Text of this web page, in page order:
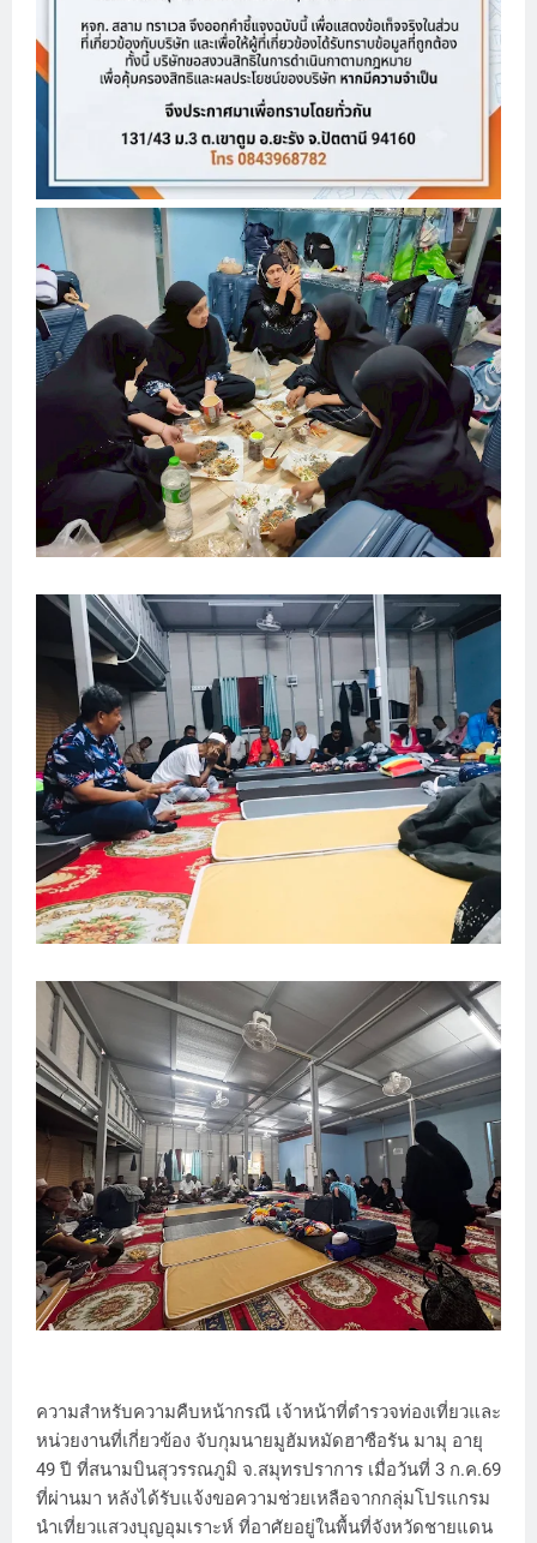
ความสำหรับความคืบหน้ากรณี เจ้าหน้าที่ตำรวจท่องเที่ยวและ
หน่วยงานที่เกี่ยวข้อง จับกุมนายมูฮัมหมัดฮาซือรัน มามุ อายุ
49 ปี ที่สนามบินสุวรรณภูมิ จ.สมุทรปราการ เมื่อวันที่ 3 ก.ค.69
ที่ผ่านมา หลังได้รับแจ้งขอความช่วยเหลือจากกลุ่มโปรแกรม
นำเที่ยวแสวงบุญอุมเราะห์ ที่อาศัยอยู่ในพื้นที่จังหวัดชายแดน